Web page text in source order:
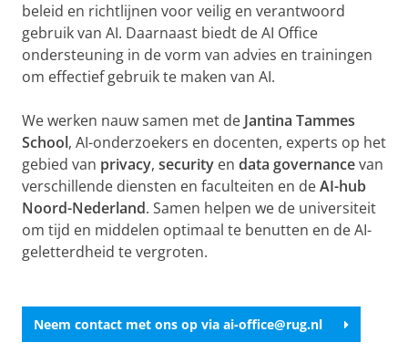
beleid en richtlijnen voor veilig en verantwoord
gebruik van AI. Daarnaast biedt de AI Office
ondersteuning in de vorm van advies en trainingen
om effectief gebruik te maken van AI.
We werken nauw samen met de Jantina Tammes
School, AI-onderzoekers en docenten, experts op het
gebied van privacy, security en data governancevan
verschillende diensten en faculteiten en deAI-hub
Noord-Nederland. Samen helpen we de universiteit
om tijd en middelen optimaal te benutten en de AI-
geletterdheid te vergroten.
Neem contact met ons op via ai-office@rug.nl